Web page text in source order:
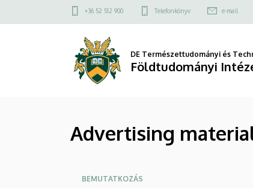
Advertising
prospective
a
Felső
menü
+36 52 512 900 Telefonkönyv e-mail
DE Természettudományi és
Földtudományi
Advertising
Oldalmenü
BEMUTATKOZÁS